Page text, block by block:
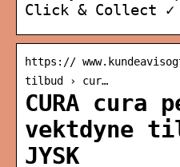
Click & Collect
https://
tilbud › cur…
CURA cura
vektdyne
JYSK